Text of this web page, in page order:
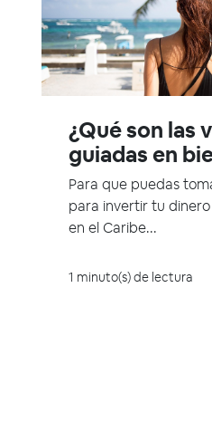
¿Qué son las
guiadas en
Para que puedas
para invertir tu
en el Caribe...
1 minuto(s) de lectura